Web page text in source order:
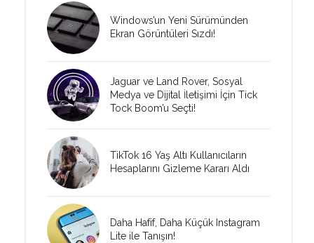
Windows’un Yeni Sürümünden
Ekran Görüntüleri Sızdı!
Jaguar ve Land Rover, Sosyal
Medya ve Dijital İletişimi İçin Tick
Tock Boom’u Seçti!
TikTok 16 Yaş Altı Kullanıcıların
Hesaplarını Gizleme Kararı Aldı
Daha Hafif, Daha Küçük Instagram
Lite ile Tanışın!